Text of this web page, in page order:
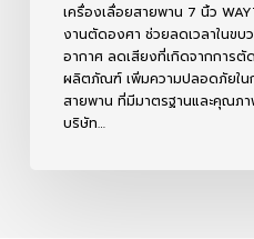
เครื่องเลื่อยสายพาน 7 นิ้ว
งานตัดองศา ช่วยลดเวลาในข
อากาศ ลดเสียงที่เกิดจากการ
ผลิตภัณฑ์ เพิ่มความปลอดภัยใน
สายพาน ที่มีมาตรฐานและคุณภ
บริษัท…